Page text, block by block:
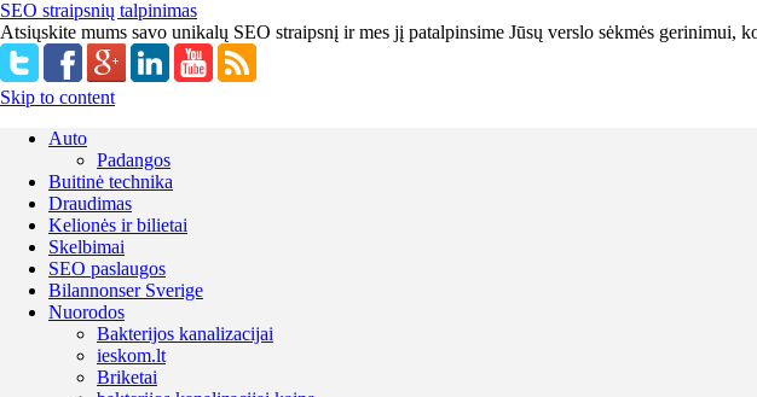
SEO straipsnių talpinimas
Atsiųskite mums savo unikalų SEO straipsnį ir mes jį patalpinsime Jūsų verslo sėkmės
Skip to content
Auto
Padangos
Buitinė technika
Draudimas
Kelionės ir bilietai
Skelbimai
SEO paslaugos
Bilannonser Sverige
Nuorodos
Bakterijos kanalizacijai
ieskom.lt
Briketai